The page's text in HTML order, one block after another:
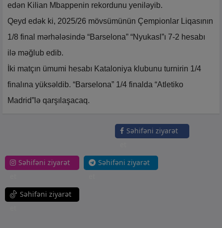
edən Kilian Mbappenin rekordunu yeniləyib.
Qeyd edək ki, 2025/26 mövsümünün Çempionlar Liqasının
1/8 final mərhələsində “Barselona” “Nyukasl”ı 7-2 hesabı
ilə məğlub edib.
İki matçın ümumi hesabı Kataloniya klubunu turnirin 1/4
finalına yüksəldib. “Barselona” 1/4 finalda “Atletiko
Madrid”lə qarşılaşacaq.
Səhifəni ziyarət
Səhifəni ziyarət
Səhifəni ziyarət
Səhifəni ziyarət